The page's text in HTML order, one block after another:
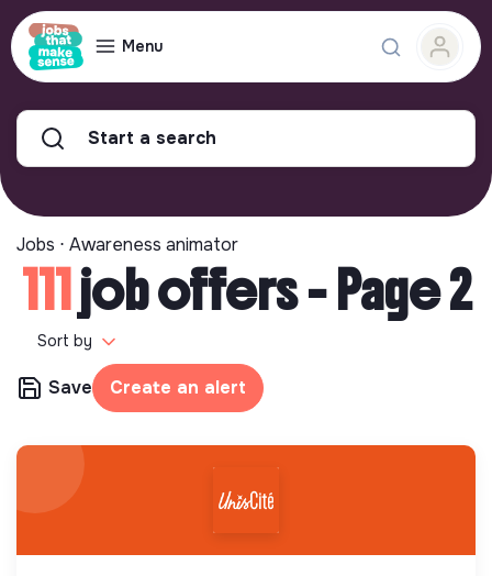
Menu
Start a search
Jobs ⋅ Awareness animator
111job offers - Page 2
Sort by
Save Create an alert